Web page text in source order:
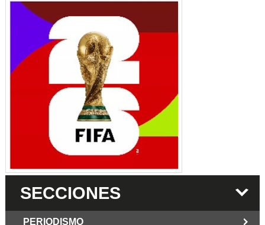
SECCIONES
PERIODISMO